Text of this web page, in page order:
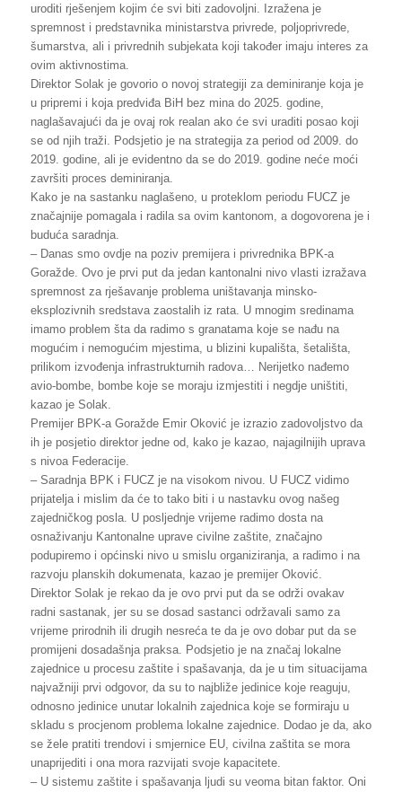
uroditi rješenjem kojim će svi biti zadovoljni. Izražena je
spremnost i predstavnika ministarstva privrede, poljoprivrede,
šumarstva, ali i privrednih subjekata koji također imaju interes za
ovim aktivnostima.
Direktor Solak je govorio o novoj strategiji za deminiranje koja je
u pripremi i koja predviđa BiH bez mina do 2025. godine,
naglašavajući da je ovaj rok realan ako će svi uraditi posao koji
se od njih traži. Podsjetio je na strategija za period od 2009. do
2019. godine, ali je evidentno da se do 2019. godine neće moći
završiti proces deminiranja.
Kako je na sastanku naglašeno, u proteklom periodu FUCZ je
značajnije pomagala i radila sa ovim kantonom, a dogovorena je i
buduća saradnja.
– Danas smo ovdje na poziv premijera i privrednika BPK-a
Goražde. Ovo je prvi put da jedan kantonalni nivo vlasti izražava
spremnost za rješavanje problema uništavanja minsko-
eksplozivnih sredstava zaostalih iz rata. U mnogim sredinama
imamo problem šta da radimo s granatama koje se nađu na
mogućim i nemogućim mjestima, u blizini kupališta, šetališta,
prilikom izvođenja infrastrukturnih radova… Nerijetko nađemo
avio-bombe, bombe koje se moraju izmjestiti i negdje uništiti,
kazao je Solak.
Premijer BPK-a Goražde Emir Oković je izrazio zadovoljstvo da
ih je posjetio direktor jedne od, kako je kazao, najagilnijih uprava
s nivoa Federacije.
– Saradnja BPK i FUCZ je na visokom nivou. U FUCZ vidimo
prijatelja i mislim da će to tako biti i u nastavku ovog našeg
zajedničkog posla. U posljednje vrijeme radimo dosta na
osnaživanju Kantonalne uprave civilne zaštite, značajno
podupiremo i općinski nivo u smislu organiziranja, a radimo i na
razvoju planskih dokumenata, kazao je premijer Oković.
Direktor Solak je rekao da je ovo prvi put da se održi ovakav
radni sastanak, jer su se dosad sastanci održavali samo za
vrijeme prirodnih ili drugih nesreća te da je ovo dobar put da se
promijeni dosadašnja praksa. Podsjetio je na značaj lokalne
zajednice u procesu zaštite i spašavanja, da je u tim situacijama
najvažniji prvi odgovor, da su to najbliže jedinice koje reaguju,
odnosno jedinice unutar lokalnih zajednica koje se formiraju u
skladu s procjenom problema lokalne zajednice. Dodao je da, ako
se žele pratiti trendovi i smjernice EU, civilna zaštita se mora
unaprijediti i ona mora razvijati svoje kapacitete.
– U sistemu zaštite i spašavanja ljudi su veoma bitan faktor. Oni